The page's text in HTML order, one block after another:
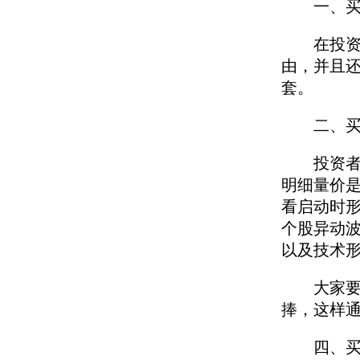
一、买
在投资
由，并且
套。
二、买
投资者
明细量价
看启动时
个股异动
以及技术
大家要
捧，这样
四、买